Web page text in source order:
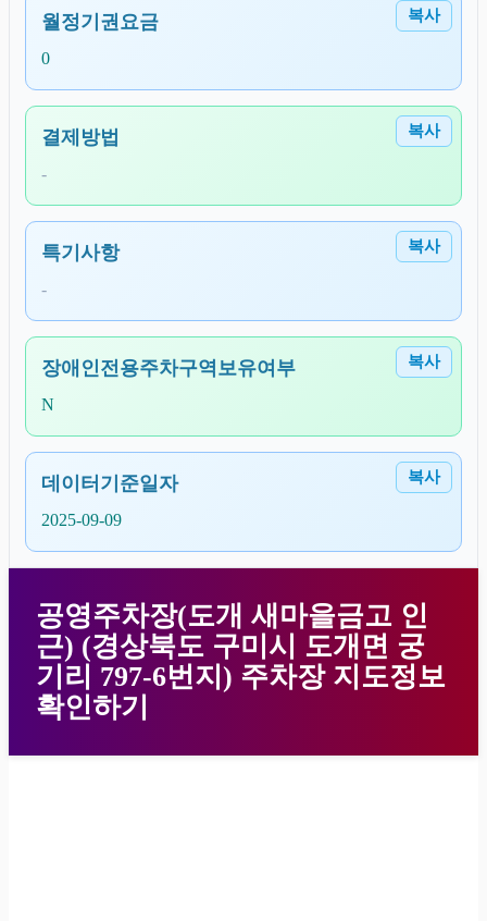
복사
월정기권요금
0
복사
결제방법
-
복사
특기사항
-
복사
장애인전용주차구역보유여부
N
복사
데이터기준일자
2025-09-09
공영주차장(도개 새마을금고 인
근) (경상북도 구미시 도개면 궁
기리 797-6번지) 주차장 지도정보
확인하기